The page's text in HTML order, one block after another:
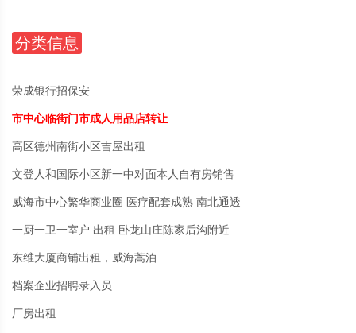
分类信息
荣成银行招保安
市中心临街门市成人用品店转让
高区德州南街小区吉屋出租
文登人和国际小区新一中对面本人自有房销售
威海市中心繁华商业圈 医疗配套成熟 南北通透
一厨一卫一室户 出租 卧龙山庄陈家后沟附近
东维大厦商铺出租，威海蒿泊
档案企业招聘录入员
厂房出租